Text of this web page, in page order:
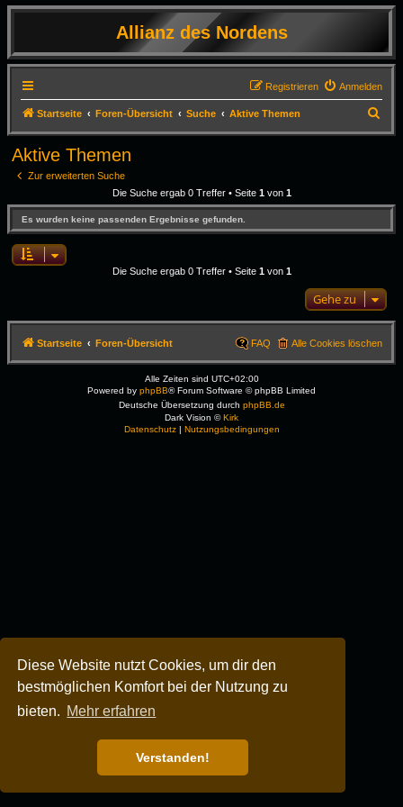
Diese Website nutzt Cookies, um dir den
bestmöglichen Komfort bei der Nutzung zu
bieten. Mehr erfahren
Verstanden!
Allianz des Nordens
Anmelden
Registrieren
Startseite Foren-Übersicht Suche Aktive Themen
u
Aktive Themen
Zur erweiterten Suche
Die Suche ergab 0 Treffer • Seite 1von 1
Es wurden keine passenden Ergebnisse gefunden.
Die Suche ergab 0 Treffer • Seite 1von 1
Gehe zu
Startseite Foren-Übersicht Alle Cookies löschen
FAQ
Alle Zeiten sind UTC+02:00
Powered by phpBB® Forum Software © phpBB Limited
Deutsche Übersetzung durch phpBB.de
Dark Vision ©Kirk
Datenschutz| Nutzungsbedingungen